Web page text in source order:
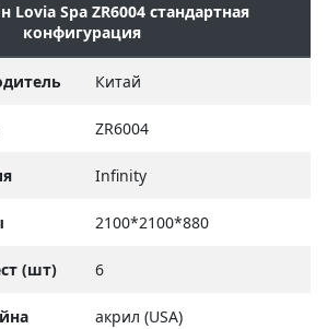
Lovia Spa ZR6004 стандартная
конфигурация
Китай
ZR6004
Infinity
2100*2100*880
(шт) 6
акрил (USA)